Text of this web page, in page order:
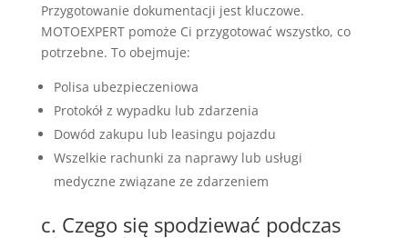
Przygotowanie dokumentacji jest kluczowe.
MOTOEXPERT pomoże Ci przygotować wszystko, co
potrzebne. To obejmuje:
Polisa ubezpieczeniowa
Protokół z wypadku lub zdarzenia
Dowód zakupu lub leasingu pojazdu
Wszelkie rachunki za naprawy lub usługi
medyczne związane ze zdarzeniem
c. Czego się spodziewać podczas